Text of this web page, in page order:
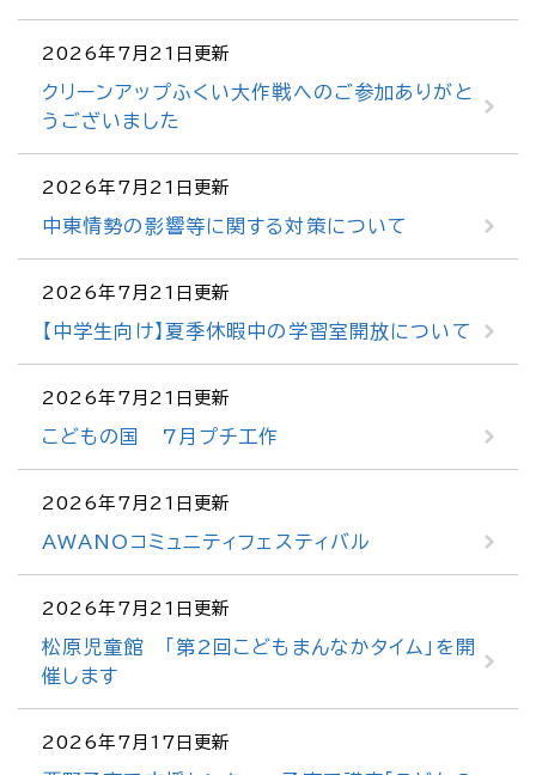
2026年7月21日更新
クリーンアップふくい大作戦へのご参加ありがと
うございました
2026年7月21日更新
中東情勢の影響等に関する対策について
2026年7月21日更新
【中学生向け】夏季休暇中の学習室開放について
2026年7月21日更新
こどもの国 7月プチ工作
2026年7月21日更新
AWANOコミュニティフェスティバル
2026年7月21日更新
松原児童館 「第2回こどもまんなかタイム」を開
催します
2026年7月17日更新